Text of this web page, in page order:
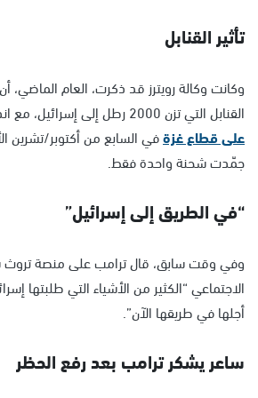
تأثير القنابل
وكانت وكالة رويترز قد ذكرت، العام الماضي،
القنابل التي تزن 2000 رطل إلى إسرائيل، مع اندلاع
على قطاع غزة
جمّدت شحنة واحدة فقط.
“في الطريق إلى إسرائيل”
وفي وقت سابق، قال ترامب على منصة تروث
الاجتماعي “الكثير من الأشياء التي طلبتها
أجلها في طريقها الآن”.
ساعر يشكر ترامب بعد رفع الحظر